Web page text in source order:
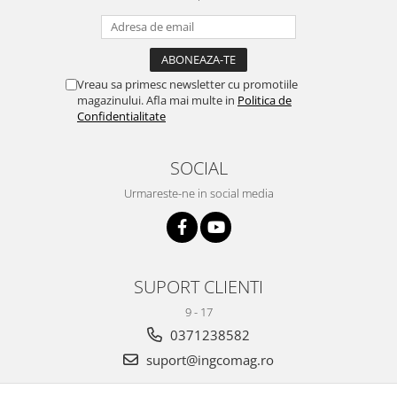
Vreau sa primesc newsletter cu promotiile
magazinului. Afla mai multe in Politica de
Confidentialitate
SOCIAL
Urmareste-ne in social media
SUPORT CLIENTI
9 - 17
0371238582
suport@ingcomag.ro